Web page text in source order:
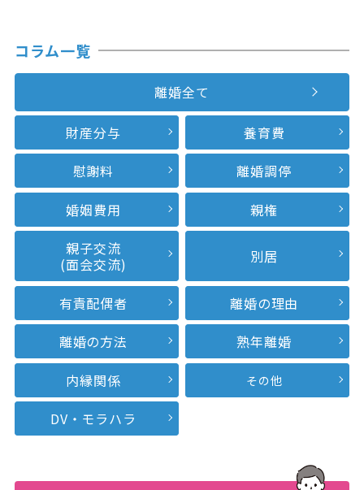
コラム一覧
離婚全て
財産分与
養育費
慰謝料
離婚調停
婚姻費用
親権
親子交流
(面会交流)
別居
有責配偶者
離婚の理由
離婚の方法
熟年離婚
内縁関係
その他
DV・モラハラ